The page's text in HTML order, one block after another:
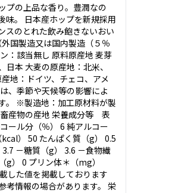
プの上品な香り。豊潤なの
味。 日本産ホップを新規採用
スのとれた飲み飽きないおい
国製造又は国内製造（５％
：該当無し 原料原産地 麦芽
本 大麦の原産地：北米、
地：ドイツ、チェコ、アメ
、季節や天候等の影響によ
。 ※製造地：加工原材料が製
産物の産地 栄養成分等 表
ール分（％） 6 純アルコー
） 50 たんぱく質（g） 0.5
－糖質（g） 3.6 －食物繊
g） 0 プリン体＊（mg）
した値を掲載しております
考情報の場合があります。 栄